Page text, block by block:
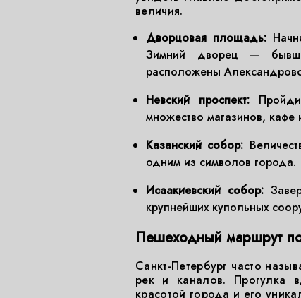
величия.
Дворцовая площадь:
Зимний дворец —
расположены
Невский проспект:
множество магазинов, кафе
Казанский собор:
одним из символов города.
Исаакиевский собор:
крупнейших купольных
Пешеходный маршрут
Санкт-Петербург часто
рек и каналов. Прогулка
красотой города и его